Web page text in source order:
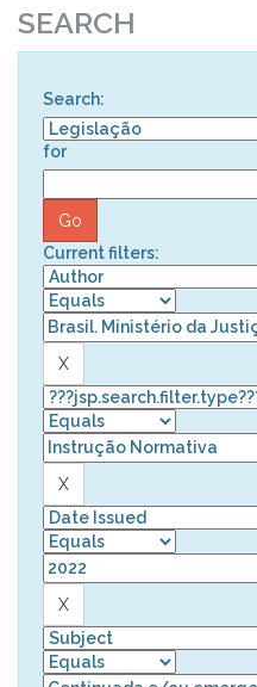
SEARCH
Search:
for
Current filters: